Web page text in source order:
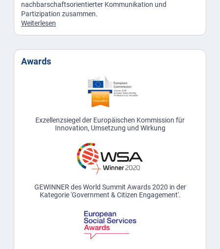
nachbarschaftsorientierter Kommunikation und
Partizipation zusammen.
Weiterlesen
Awards
Exzellenzsiegel der Europäischen Kommission für
Innovation, Umsetzung und Wirkung
GEWINNER des World Summit Awards 2020 in der
Kategorie 'Government & Citizen Engagement'.